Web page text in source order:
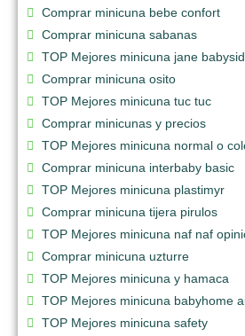
Comprar minicuna bebe confort
Comprar minicuna sabanas
TOP Mejores minicuna jane
Comprar minicuna osito
TOP Mejores minicuna tuc tuc
Comprar minicunas y precios
TOP Mejores minicuna normal o
Comprar minicuna interbaby basic
TOP Mejores minicuna plastimyr
Comprar minicuna tijera pirulos
TOP Mejores minicuna naf naf
Comprar minicuna uzturre
TOP Mejores minicuna y hamaca
TOP Mejores minicuna babyhome
TOP Mejores minicuna safety